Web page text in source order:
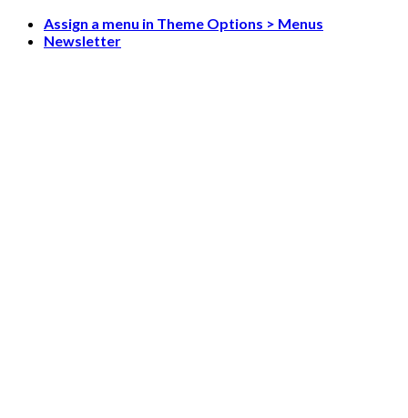
Skip
Assign a menu in Theme Options > Menus
Newsletter